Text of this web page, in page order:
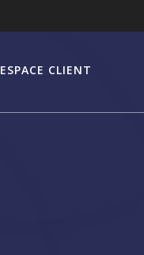
ESPACE CLIENT